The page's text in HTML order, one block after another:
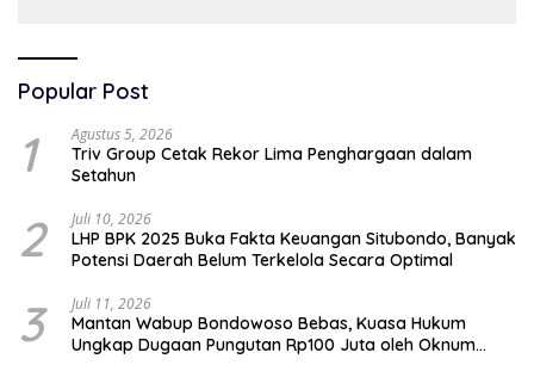
Popular Post
1 Agustus 5, 2026
Triv Group Cetak Rekor Lima Penghargaan dalam
Setahun
2 Juli 10, 2026
LHP BPK 2025 Buka Fakta Keuangan Situbondo, Banyak
Potensi Daerah Belum Terkelola Secara Optimal
3 Juli 11, 2026
Mantan Wabup Bondowoso Bebas, Kuasa Hukum
Ungkap Dugaan Pungutan Rp100 Juta oleh Oknum